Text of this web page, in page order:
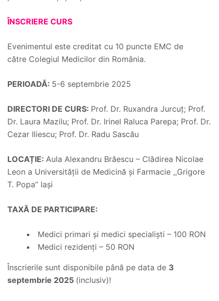
ÎNSCRIERE CURS
Evenimentul este creditat cu 10 puncte EMC de
către Colegiul Medicilor din România.
PERIOADĂ: 5-6 septembrie 2025
DIRECTORI DE CURS: Prof. Dr. Ruxandra Jurcuţ; Prof.
Dr. Laura Mazilu; Prof. Dr. Irinel Raluca Parepa; Prof. Dr.
Cezar Iliescu; Prof. Dr. Radu Sascău
LOCAȚIE: Aula Alexandru Brăescu – Clădirea Nicolae
Leon a Universității de Medicină și Farmacie ,,Grigore
T. Popa’’ Iași
TAXĂ DE PARTICIPARE:
Medici primari și medici specialiști – 100 RON
Medici rezidenți – 50 RON
Înscrierile sunt disponibile până pe data de 3
septembrie 2025 (inclusiv)!